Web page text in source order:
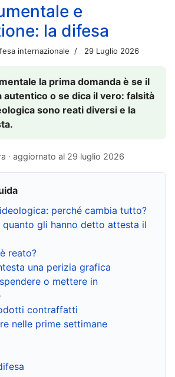
e
la difesa
internazionale 29 Luglio 2026
la prima domanda è se il
autentico o se dica il vero: falsità
sono reati diversi e la
· aggiornato al 29 luglio 2026
perché cambia tutto?
quanto gli hanno detto attesta il
reato?
una perizia grafica
o mettere in
contraffatti
nelle prime settimane